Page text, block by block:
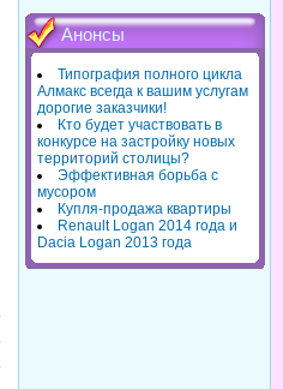
Анонсы
Типография полного цикла
Алмакс всегда к вашим услугам
дорогие заказчики!
Кто будет участвовать в
конкурсе на застройку новых
территорий столицы?
Эффективная борьба с
мусором
Купля-продажа квартиры
Renault Logan 2014 года и
Dacia Logan 2013 года